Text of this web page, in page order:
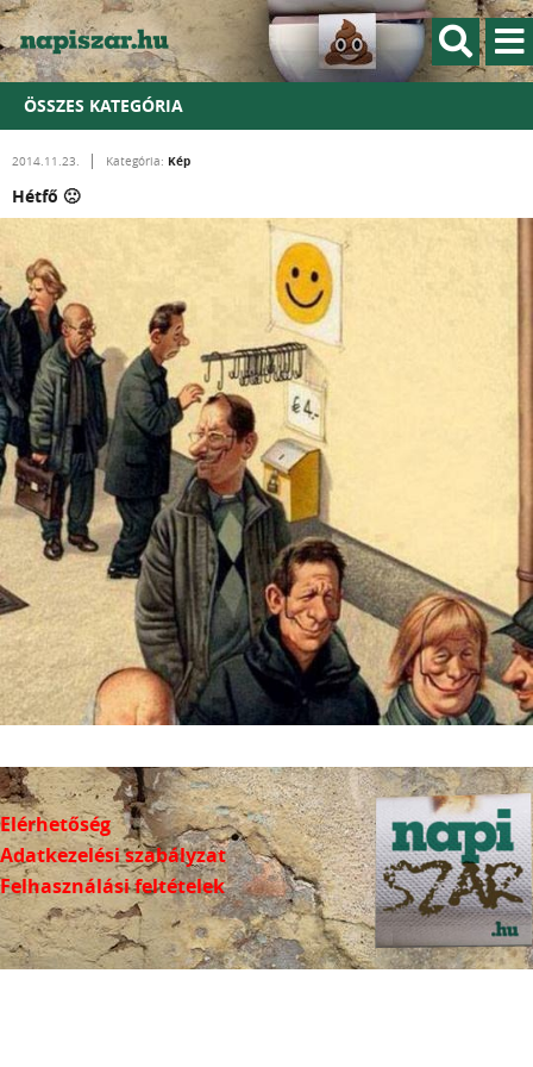
ÖSSZES KATEGÓRIA
2014.11.23. Kategória: Kép
Hétfő 🙁
Elérhetőség
Adatkezelési szabályzat
Felhasználási feltételek